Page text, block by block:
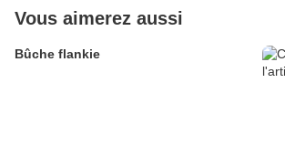
Vous aimerez aussi
Bûche flankie